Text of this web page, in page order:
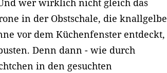
wer wirklich nicht gleich das
in der Obstschale, die knallgelbe
vor dem Küchenfenster entdeckt,
Denn dann - wie durch
in den gesuchten